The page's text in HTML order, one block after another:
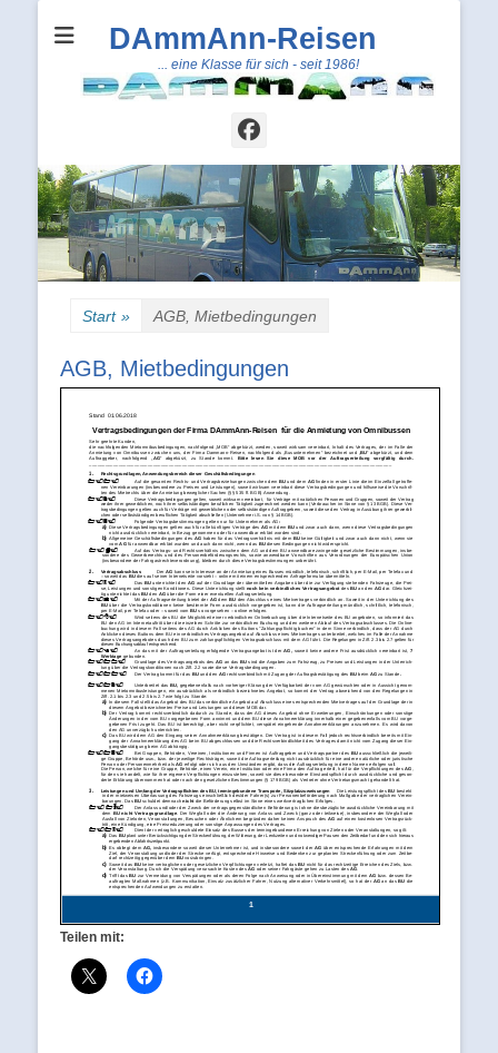
DAmmAnn-Reisen
... eine Klasse für sich - seit 1986!
Facebook
Start » AGB, Mietbedingungen
AGB, Mietbedingungen
Teilen mit: